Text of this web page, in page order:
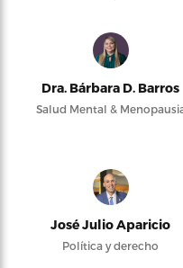
Dra. Bárbara D. Barros
Salud Mental &
José Julio Aparicio
Política y derecho